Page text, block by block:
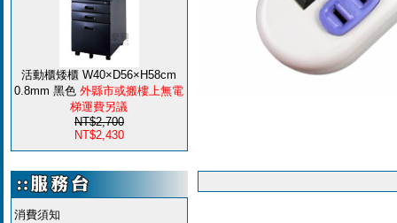
活動櫃矮櫃 W40×D56×H58cm
0.8mm 黑色外縣市或搬樓上無電
梯運費另議
NT$2,700
NT$2,430
消費須知